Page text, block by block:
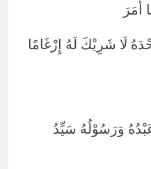
أَمَرَ
لَا شَرِيْكَ لَهُ إِرْغَامًا
وَرَسُوْلُهُ سَيِّدُ